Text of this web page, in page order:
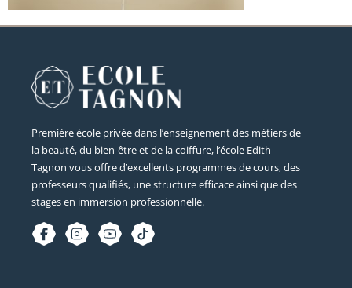
Première école privée dans l’enseignement des métiers de
la beauté, du bien-être et de la coiffure, l’école Edith
Tagnon vous offre d’excellents programmes de cours, des
professeurs qualifiés, une structure efficace ainsi que des
stages en immersion professionnelle.